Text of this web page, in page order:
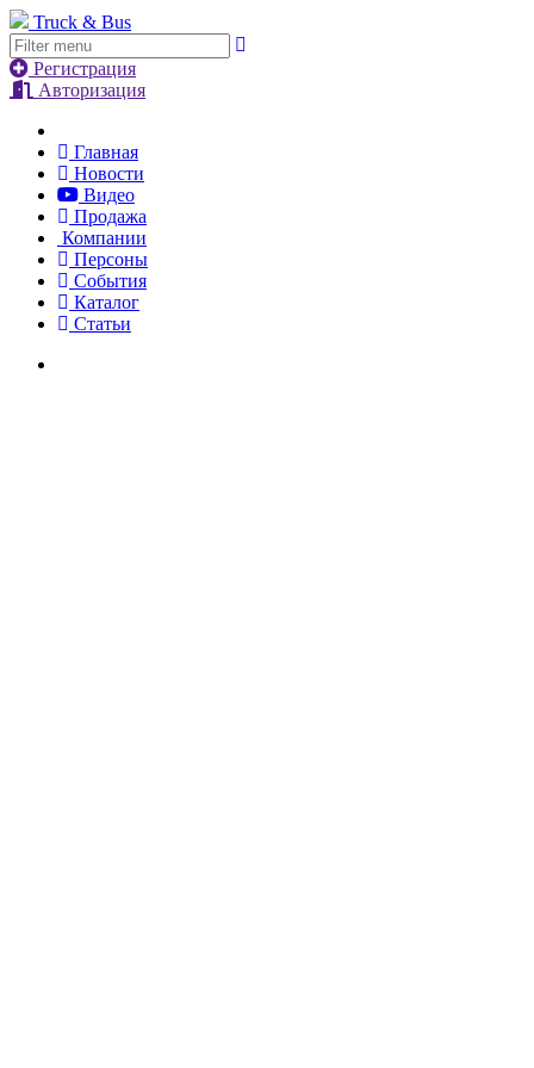
Truck & Bus
Регистрация
Авторизация
Главная
Новости
Видео
Продажа
Компании
Персоны
События
Каталог
Статьи